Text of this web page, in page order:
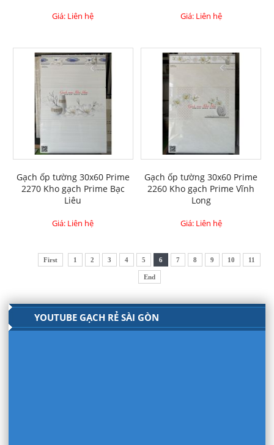
Giá: Liên hệ Giá: Liên hệ
Gạch ốp tường 30x60 Prime
2270 Kho gạch Prime Bạc
Liêu
Giá: Liên hệ
Gạch ốp tường 30x60 Prime
2260 Kho gạch Prime Vĩnh
Long
Giá: Liên hệ
First 1 2 3 4 5 6 7 8 9 10 11
End
YOUTUBE GẠCH RẺ SÀI GÒN